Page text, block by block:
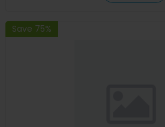
Save 75%